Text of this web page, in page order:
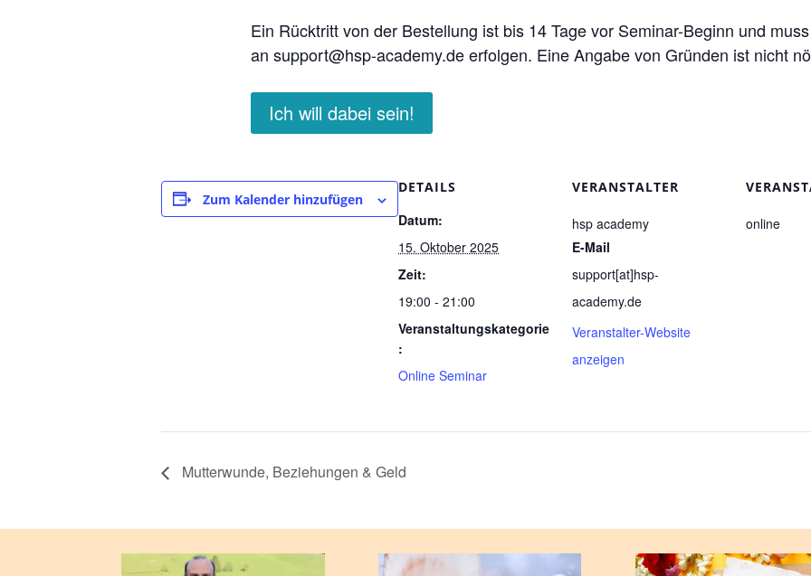
Ein Rücktritt von der Bestellung ist bis 14 Tage vor Seminar-Beginn und
an support@hsp-academy.de erfolgen. Eine Angabe von Gründen ist nicht
Ich will dabei sein!
Zum Kalender hinzufügen
DETAILS
Datum:
15. Oktober 2025
Zeit:
19:00 - 21:00
Veranstaltungskategorie
:
Online Seminar
VERANSTALTER
hsp academy
E-Mail
support[at]hsp-
academy.de
Veranstalter-Website
anzeigen
online
Mutterwunde, Beziehungen & Geld